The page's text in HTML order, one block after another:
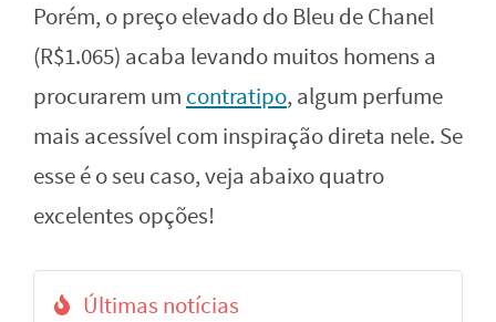
Porém, o preço elevado do Bleu de Chanel
(R$1.065) acaba levando muitos homens a
procurarem um contratipo, algum perfume
mais acessível com inspiração direta nele. Se
esse é o seu caso, veja abaixo quatro
excelentes opções!
Últimas notícias